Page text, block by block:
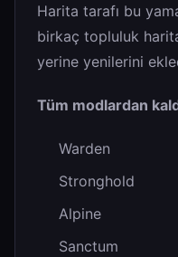
Harita tarafı bu
birkaç topluluk
yerine yenilerini
Tüm modlardan
Warden
Stronghold
Alpine
Sanctum